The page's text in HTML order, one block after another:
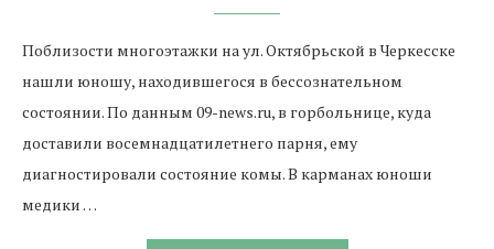
Поблизости многоэтажки на ул. Октябрьской в Черкесске
нашли юношу, находившегося в бессознательном
состоянии. По данным 09-news.ru, в горбольнице, куда
доставили восемнадцатилетнего парня, ему
диагностировали состояние комы. В карманах юноши
медики …